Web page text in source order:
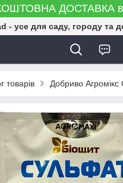
ДОСТАВКА
- усе для саду, городу та
товарів Добриво Агромікс